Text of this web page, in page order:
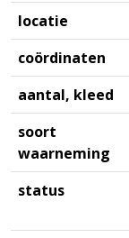
locatie
coördinaten
aantal, kleed
soort
waarneming
status